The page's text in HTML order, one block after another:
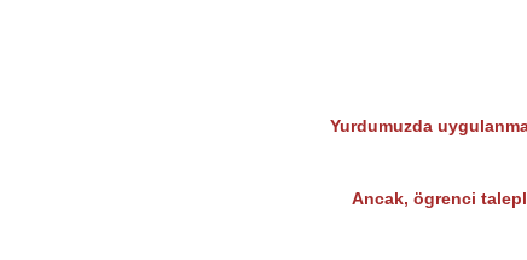
Yurdumuzda
Ancak, ögrenci